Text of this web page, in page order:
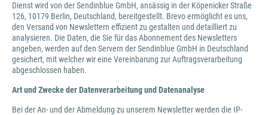
Dienst wird von der Sendinblue GmbH, ansässig in der Köpenicker Straße
126, 10179 Berlin, Deutschland, bereitgestellt. Brevo ermöglicht es uns,
den Versand von Newslettern effizient zu gestalten und detailliert zu
analysieren. Die Daten, die Sie für das Abonnement des Newsletters
angeben, werden auf den Servern der Sendinblue GmbH in Deutschland
gesichert, mit welcher wir eine Vereinbarung zur Auftragsverarbeitung
abgeschlossen haben.
Art und Zwecke der Datenverarbeitung und Datenanalyse
Bei der An- und der Abmeldung zu unserem Newsletter werden die IP-